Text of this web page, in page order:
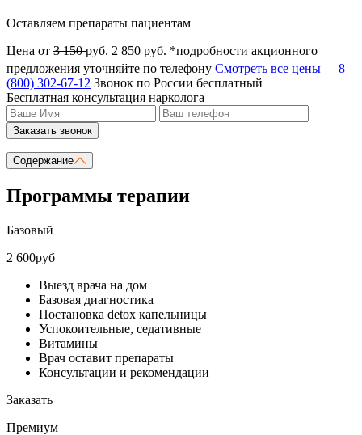
Оставляем препараты пациентам
Цена от 3 150руб. 2 850 руб. *подробности акционного
предложения уточняйте по телефону Смотреть все цены
8
(800) 302-67-12 Звонок по России бесплатный
Бесплатная консультация нарколога
Заказать звонок
Содержание
Программы терапии
Базовый
2 600руб
Выезд врача на дом
Базовая диагностика
Постановка detox капельницы
Успокоительные, седативные
Витамины
Врач оставит препараты
Консультации и рекомендации
Заказать
Премиум